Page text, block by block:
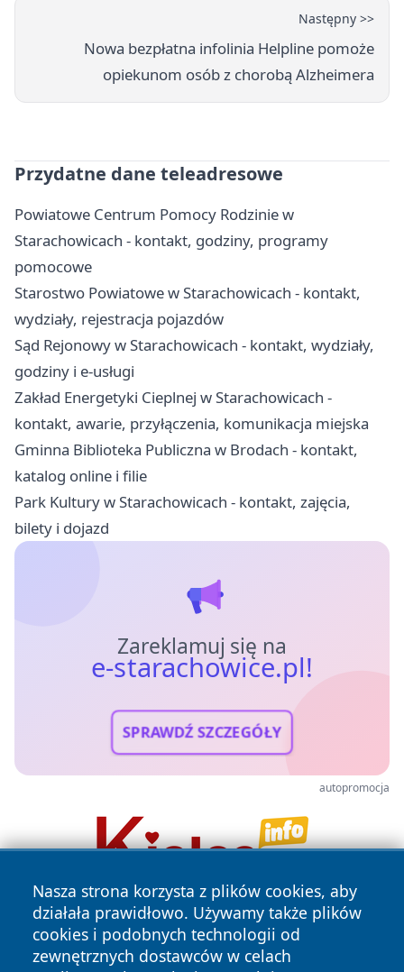
Następny >>
Nowa bezpłatna infolinia Helpline pomoże
opiekunom osób z chorobą Alzheimera
Przydatne dane teleadresowe
Powiatowe Centrum Pomocy Rodzinie w
Starachowicach - kontakt, godziny, programy
pomocowe
Starostwo Powiatowe w Starachowicach - kontakt,
wydziały, rejestracja pojazdów
Sąd Rejonowy w Starachowicach - kontakt, wydziały,
godziny i e-usługi
Zakład Energetyki Cieplnej w Starachowicach -
kontakt, awarie, przyłączenia, komunikacja miejska
Gminna Biblioteka Publiczna w Brodach - kontakt,
katalog online i filie
Park Kultury w Starachowicach - kontakt, zajęcia,
bilety i dojazd
Zareklamuj się na
e-starachowice.pl!
SPRAWDŹ SZCZEGÓŁY
autopromocja
Nasza strona korzysta z plików cookies, aby
działała prawidłowo. Używamy także plików
cookies i podobnych technologii od
zewnętrznych dostawców w celach